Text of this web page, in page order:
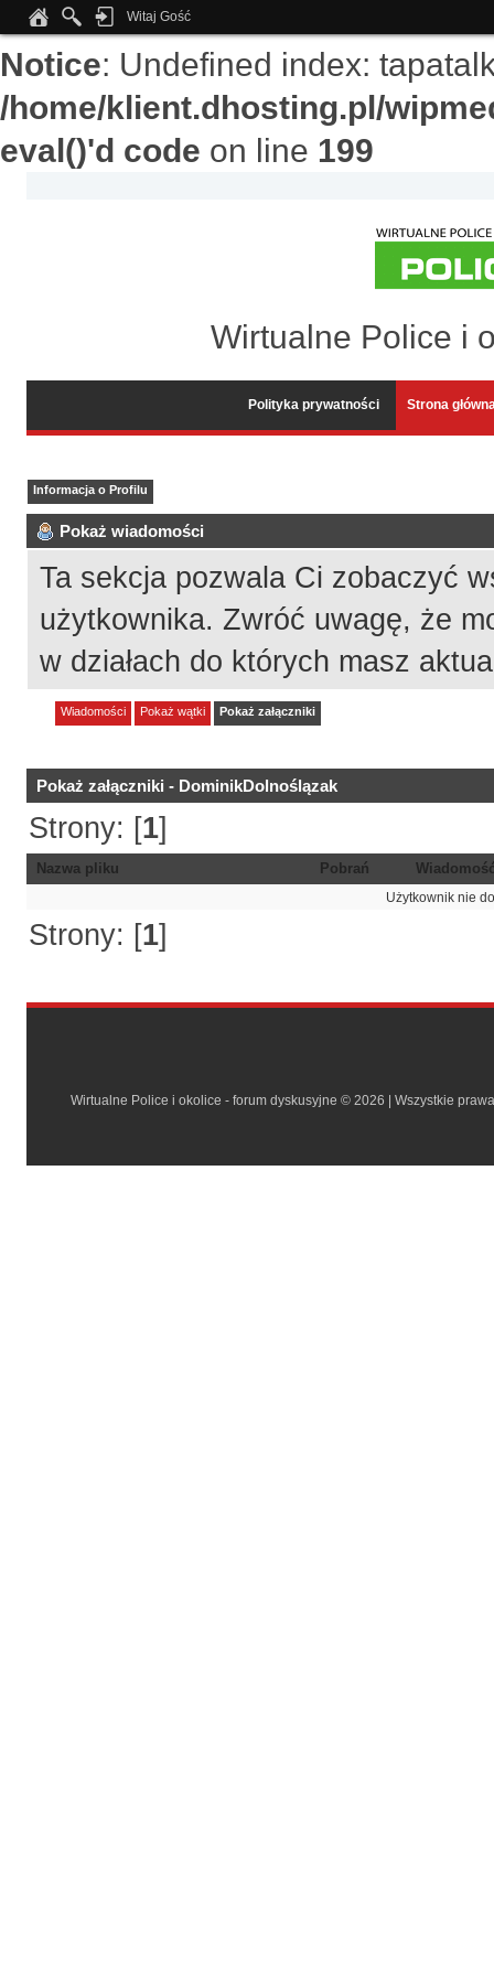
Notice: Undefined index:
/home/klient.dhosting.pl/
eval()'d code on line 199
Witaj Gość
Wirtualne Police i
Polityka prywatności Strona
Informacja o Profilu
Pokaż wiadomości
Ta sekcja pozwala Ci zobaczyć
użytkownika. Zwróć uwagę, że
w działach do których masz
Wiadomości Pokaż wątki Pokaż załączniki
Pokaż załączniki - DominikDolnoślązak
Strony: [1]
Nazwa pliku Pobrań
Użytkownik nie
Strony: [1]
Wirtualne Police i okolice - forum dyskusyjne © 2026 | Wszystkie